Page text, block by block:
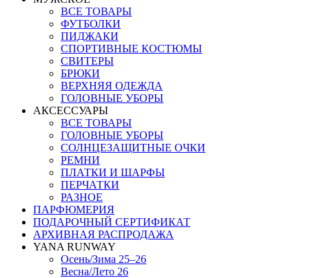
ВСЕ ТОВАРЫ
ФУТБОЛКИ
ПИДЖАКИ
СПОРТИВНЫЕ КОСТЮМЫ
СВИТЕРЫ
БРЮКИ
ВЕРХНЯЯ ОДЕЖДА
ГОЛОВНЫЕ УБОРЫ
АКСЕССУАРЫ
ВСЕ ТОВАРЫ
ГОЛОВНЫЕ УБОРЫ
СОЛНЦЕЗАЩИТНЫЕ ОЧКИ
РЕМНИ
ПЛАТКИ И ШАРФЫ
ПЕРЧАТКИ
РАЗНОЕ
ПАРФЮМЕРИЯ
ПОДАРОЧНЫЙ СЕРТИФИКАТ
АРХИВНАЯ РАСПРОДАЖА
YANA RUNWAY
Осень/Зима 25–26
Весна/Лето 26